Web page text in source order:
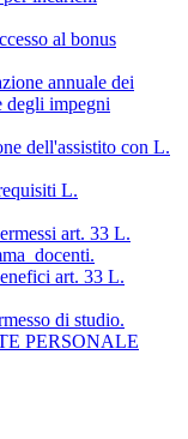
al bonus
annuale dei
degli impegni
dell'assistito con L.
L.
art. 33 L.
art. 33 L.
di studio.
PERSONALE